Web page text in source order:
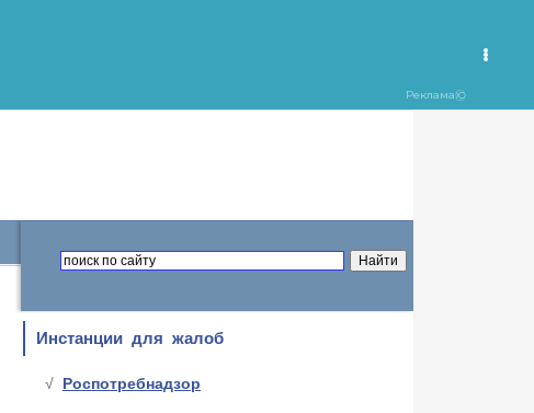
Инстанции для жалоб
Роспотребнадзор